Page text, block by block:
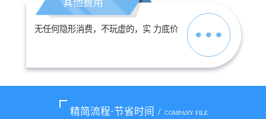
其他费用
无任何隐形消费，不玩虚的，实 力底价
精简流程·节省时间 / COMPANY FILE